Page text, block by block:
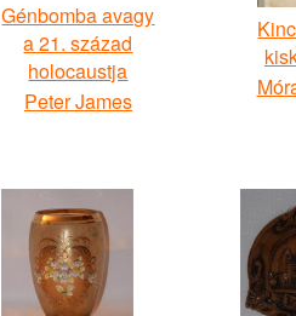
Génbomba avagy
a 21. század
holocaustja
Peter James